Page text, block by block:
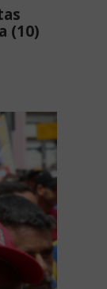
(10)